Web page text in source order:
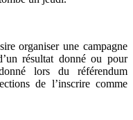
organiser une campagne
résultat donné ou pour
lors du référendum
de l’inscrire comme